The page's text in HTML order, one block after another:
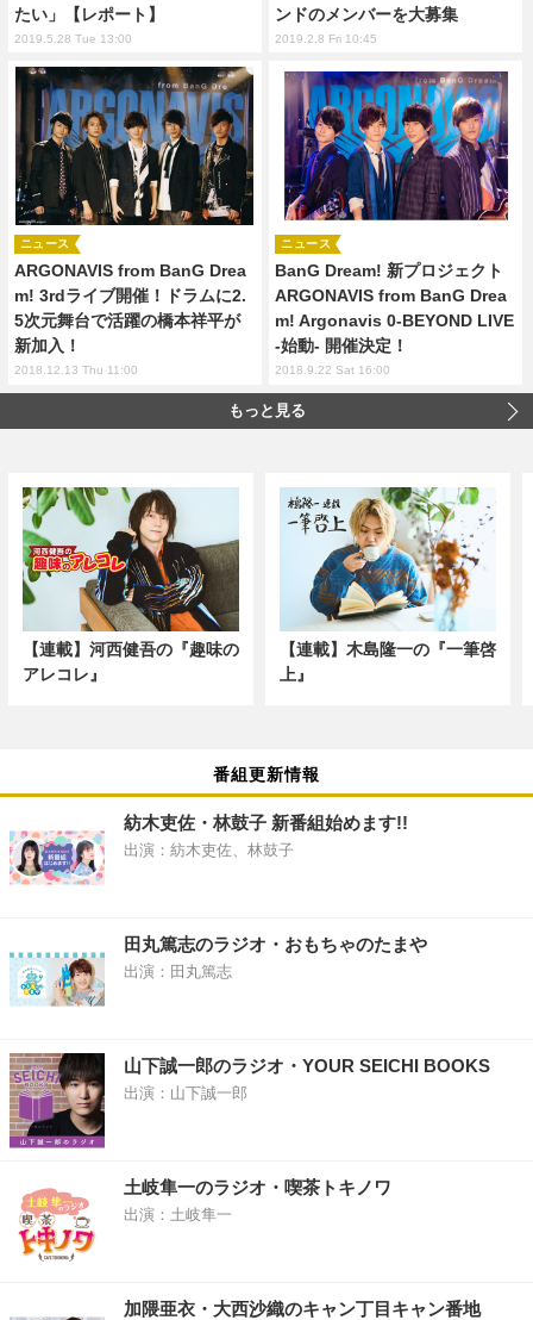
たい」【レポート】
2019.5.28 Tue 13:00
ンドのメンバーを大募集
2019.2.8 Fri 10:45
ARGONAVIS from BanG Drea
m! 3rdライブ開催！ドラムに2.
5次元舞台で活躍の橋本祥平が
新加入！
ニュース
2018.12.13 Thu 11:00
BanG Dream! 新プロジェクト
ARGONAVIS from BanG Drea
m! Argonavis 0-BEYOND LIVE
-始動- 開催決定！
ニュース
2018.9.22 Sat 16:00
もっと見る
【連載】河西健吾の『趣味の
アレコレ』
【連載】木島隆一の『一筆啓
上』
番組更新情報
紡木吏佐・林鼓子 新番組始めます!!
出演：紡木吏佐、林鼓子
田丸篤志のラジオ・おもちゃのたまや
出演：田丸篤志
山下誠一郎のラジオ・YOUR SEICHI BOOKS
出演：山下誠一郎
土岐隼一のラジオ・喫茶トキノワ
出演：土岐隼一
加隈亜衣・大西沙織のキャン丁目キャン番地